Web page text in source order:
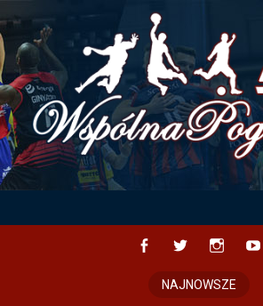
content
NAJNOWSZE